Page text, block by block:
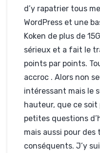
d’y rapatrier tous
WordPress et une
Koken de plus de
sérieux et a fait le
points par points.
accroc . Alors non
intéressant mais le
hauteur, que ce
petites questions
mais aussi pour
conséquents. J’y